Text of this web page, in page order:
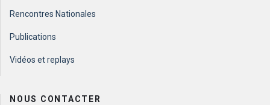
Rencontres Nationales
Publications
Vidéos et replays
NOUS CONTACTER